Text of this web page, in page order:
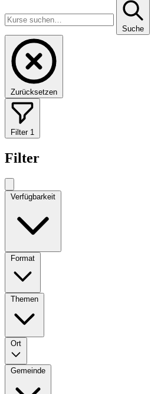
Suche
Zurücksetzen
Filter 1
Filter
Verfügbarkeit
Format
Themen
Ort
Gemeinde